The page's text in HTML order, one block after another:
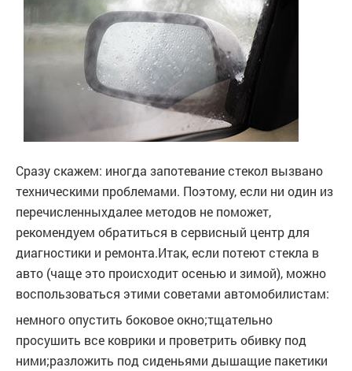
Сразу скажем: иногда запотевание стекол вызвано
техническими проблемами. Поэтому, если ни один из
перечисленныхдалее методов не поможет,
рекомендуем обратиться в сервисный центр для
диагностики и ремонта.Итак, если потеют стекла в
авто (чаще это происходит осенью и зимой), можно
воспользоваться этими советами автомобилистам:
немного опустить боковое окно;тщательно
просушить все коврики и проветрить обивку под
ними;разложить под сиденьями дышащие пакетики